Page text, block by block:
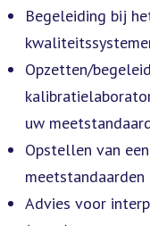
Begeleiding bij
Opzetten/
uw
Opstellen van
meetstandaarden
Advies voor